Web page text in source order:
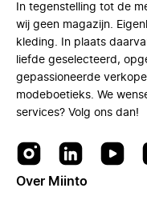
In tegenstelling tot de
wij geen magazijn.
kleding. In plaats
liefde geselecteerd,
gepassioneerde
modeboetieks. We
services? Volg ons dan!
Over Miinto